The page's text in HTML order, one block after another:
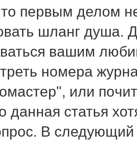
первым делом
шланг душа.
вашим
нοмера
или
данная статья
В следующий